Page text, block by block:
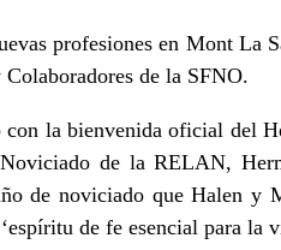
profesiones en Mont La
de la SFNO.
la bienvenida oficial del
de la RELAN,
de noviciado que Halen y
de fe esencial para la